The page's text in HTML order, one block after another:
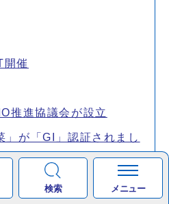
検索 メニュー
催
推進協議会が設立
」が「GI」認証されまし
（農村RMO）について